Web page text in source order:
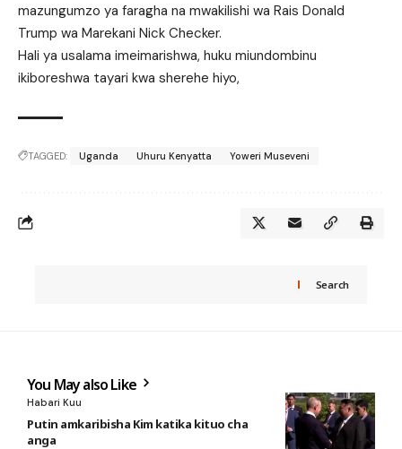
mazungumzo ya faragha na mwakilishi wa Rais Donald
Trump wa Marekani Nick Checker.
Hali ya usalama imeimarishwa, huku miundombinu
ikiboreshwa tayari kwa sherehe hiyo,
TAGGED: Uganda Uhuru Kenyatta Yoweri Museveni
Search
You May also Like
Habari Kuu
Putin amkaribisha Kim katika kituo cha
anga